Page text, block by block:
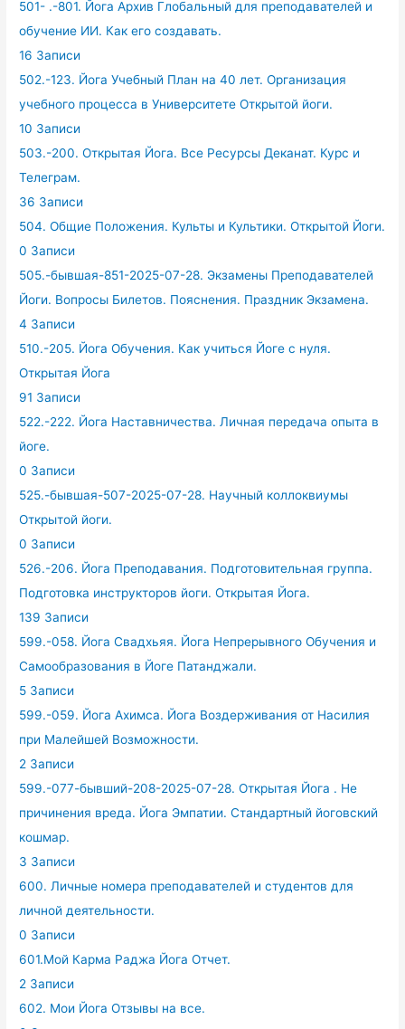
501- .-801. Йога Архив Глобальный для преподавателей и
обучение ИИ. Как его создавать.
16 Записи
502.-123. Йога Учебный План на 40 лет. Организация
учебного процесса в Университете Открытой йоги.
10 Записи
503.-200. Открытая Йога. Все Ресурсы Деканат. Курс и
Телеграм.
36 Записи
504. Общие Положения. Культы и Культики. Открытой Йоги.
0 Записи
505.-бывшая-851-2025-07-28. Экзамены Преподавателей
Йоги. Вопросы Билетов. Пояснения. Праздник Экзамена.
4 Записи
510.-205. Йога Обучения. Как учиться Йоге с нуля.
Открытая Йога
91 Записи
522.-222. Йога Наставничества. Личная передача опыта в
йоге.
0 Записи
525.-бывшая-507-2025-07-28. Научный коллоквиумы
Открытой йоги.
0 Записи
526.-206. Йога Преподавания. Подготовительная группа.
Подготовка инструкторов йоги. Открытая Йога.
139 Записи
599.-058. Йога Свадхьяя. Йога Непрерывного Обучения и
Самообразования в Йоге Патанджали.
5 Записи
599.-059. Йога Ахимса. Йога Воздерживания от Насилия
при Малейшей Возможности.
2 Записи
599.-077-бывший-208-2025-07-28. Открытая Йога . Не
причинения вреда. Йога Эмпатии. Стандартный йоговский
кошмар.
3 Записи
600. Личные номера преподавателей и студентов для
личной деятельности.
0 Записи
601.Мой Карма Раджа Йога Отчет.
2 Записи
602. Мои Йога Отзывы на все.